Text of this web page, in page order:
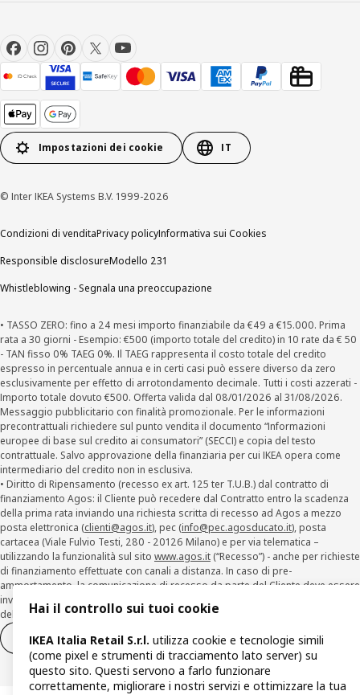
Impostazioni dei cookie IT
© Inter IKEA Systems B.V. 1999-2026
Condizioni di venditaPrivacy policyInformativa sui Cookies
Responsible disclosureModello 231
Whistleblowing - Segnala una preoccupazione
• TASSO ZERO: fino a 24 mesi importo finanziabile da €49 a €15.000. Prima
rata a 30 giorni - Esempio: €500 (importo totale del credito) in 10 rate da € 50
- TAN fisso 0% TAEG 0%. Il TAEG rappresenta il costo totale del credito
espresso in percentuale annua e in certi casi può essere diverso da zero
esclusivamente per effetto di arrotondamento decimale. Tutti i costi azzerati -
Importo totale dovuto €500. Offerta valida dal 08/01/2026 al 31/08/2026.
Messaggio pubblicitario con finalità promozionale. Per le informazioni
precontrattuali richiedere sul punto vendita il documento “Informazioni
europee di base sul credito ai consumatori” (SECCI) e copia del testo
contrattuale. Salvo approvazione della finanziaria per cui IKEA opera come
intermediario del credito non in esclusiva.
• Diritto di Ripensamento (recesso ex art. 125 ter T.U.B.) dal contratto di
finanziamento Agos: il Cliente può recedere dal Contratto entro la scadenza
della prima rata inviando una richiesta scritta di recesso ad Agos a mezzo
posta elettronica (clienti@agos.it), pec (info@pec.agosducato.it), posta
cartacea (Viale Fulvio Testi, 280 - 20126 Milano) e per via telematica –
utilizzando la funzionalità sul sito www.agos.it (“Recesso”) - anche per richieste
di finanziamento effettuate con canali a distanza. In caso di pre-
ammortamento, la comunicazione di recesso da parte del Cliente deve essere
inviata, con le modalità di cui sopra entro 30 giorni dalla data di accettazione
della richiesta di finanziamento.
Diritto di recesso
Diritto di recesso per i servizi
Hai il controllo sui tuoi cookie
IKEA Italia Retail S.r.l. utilizza cookie e tecnologie simili
(come pixel e strumenti di tracciamento lato server) su
questo sito. Questi servono a farlo funzionare
correttamente, migliorare i nostri servizi e ottimizzare la tua